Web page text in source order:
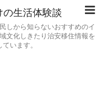
の生活体験談
しから知らないおすすめのイ
文化しきたり治安移住情報を
います。